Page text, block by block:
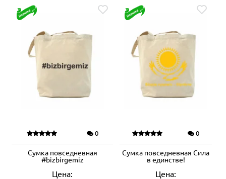
0
Сумка повседневная
#bizbirgemiz
Цена:
0
Сумка повседневная Сила
в единстве!
Цена: